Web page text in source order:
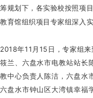
筹规划下，各实验校按照项
教育馆组织项目专家组深入
2018年11月15日，专家组
筱兰、六盘水市电教站站长
教中心负责人陈洁，六盘水
六盘水市钟山区大湾镇幸福